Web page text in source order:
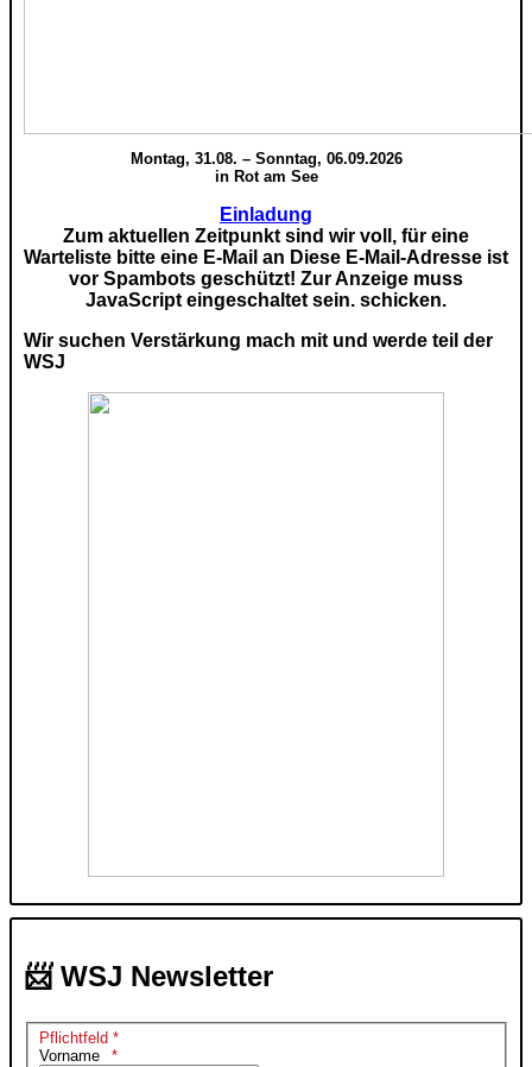
Montag, 31.08. – Sonntag, 06.09.2026
in Rot am See
Einladung
Zum aktuellen Zeitpunkt sind wir voll, für eine
Warteliste bitte eine E-Mail an Diese E-Mail-Adresse ist
vor Spambots geschützt! Zur Anzeige muss
JavaScript eingeschaltet sein. schicken.
Wir suchen Verstärkung mach mit und werde teil der
WSJ
📨 WSJ Newsletter
Pflichtfeld *
Vorname